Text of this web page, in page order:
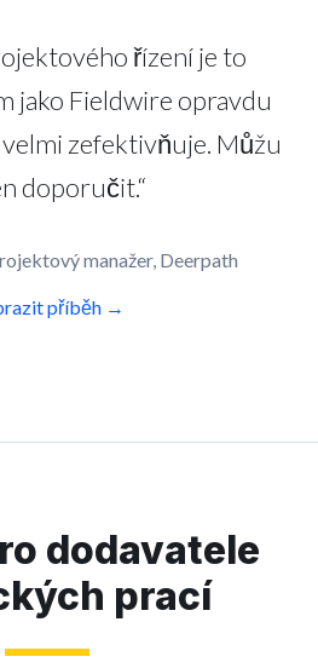
řízení je to
jako Fieldwire opravdu
zefektivňuje. Můžu
doporučit.“
manažer, Deerpath
příběh →
dodavatele
prací